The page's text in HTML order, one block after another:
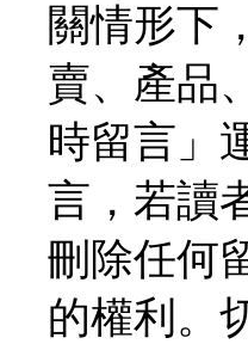
關情形下
賣、產品
時留言」
言，若讀
刪除任何
的權利。